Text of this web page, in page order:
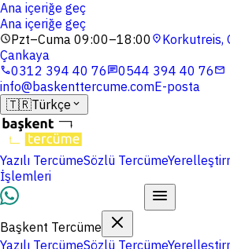
Ana içeriğe geç
Ana içeriğe geç
schedulePzt–Cuma 09:00–18:00 location_onKorkutreis,
Çankaya
phone0312 394 40 76chat0544 394 40 76mail
info@baskenttercume.comE-posta
🇹🇷Türkçe expand_more
Yazılı TercümeSözlü Tercüme
İşlemleri
Başkent Tercüme
Yazılı TercümeSözlü Tercüme